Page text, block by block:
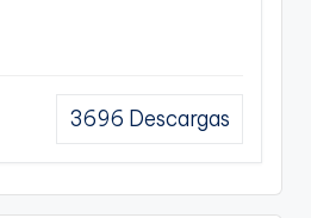
3696 Descargas